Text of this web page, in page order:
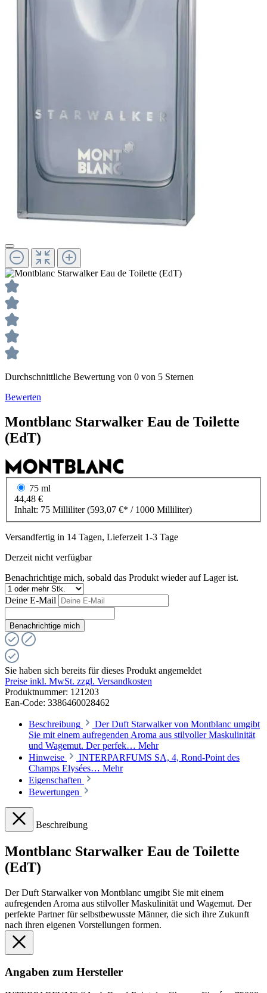
Durchschnittliche Bewertung von 0 von 5 Sternen
Bewerten
Montblanc Starwalker Eau de Toilette
(EdT)
75 ml
44,48 €
Inhalt: 75 Milliliter(593,07 €* / 1000 Milliliter)
Versandfertig in 14 Tagen, Lieferzeit 1-3 Tage
Derzeit nicht verfügbar
Benachrichtige mich, sobald das Produkt wieder auf Lager ist.
Deine E-Mail
Benachrichtige mich
Sie haben sich bereits für dieses Produkt angemeldet
Preise inkl. MwSt. zzgl. Versandkosten
Produktnummer: 121203
Ean-Code: 3386460028462
Beschreibung
Der Duft Starwalker von Montblanc umgibt
Sie mit einem aufregenden Aroma aus stilvoller Maskulinität
und Wagemut. Der perfek… Mehr
Hinweise
INTERPARFUMS SA, 4, Rond-Point des
Champs Elysées… Mehr
Eigenschaften
Bewertungen
Beschreibung
Montblanc Starwalker Eau de Toilette
(EdT)
Der Duft Starwalker von Montblanc umgibt Sie mit einem
aufregenden Aroma aus stilvoller Maskulinität und Wagemut. Der
perfekte Partner für selbstbewusste Männer, die sich ihre Zukunft
nach ihren eigenen Vorstellungen formen.
Angaben zum Hersteller